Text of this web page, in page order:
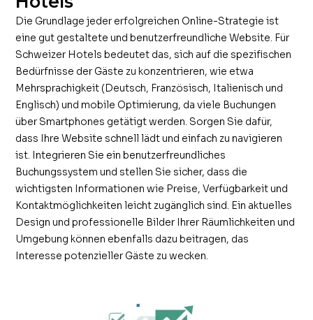
Die Grundlage jeder erfolgreichen Online-Strategie ist
eine gut gestaltete und benutzerfreundliche Website. Für
Schweizer Hotels bedeutet das, sich auf die spezifischen
Bedürfnisse der Gäste zu konzentrieren, wie etwa
Mehrsprachigkeit (Deutsch, Französisch, Italienisch und
Englisch) und mobile Optimierung, da viele Buchungen
über Smartphones getätigt werden. Sorgen Sie dafür,
dass Ihre Website schnell lädt und einfach zu navigieren
ist. Integrieren Sie ein benutzerfreundliches
Buchungssystem und stellen Sie sicher, dass die
wichtigsten Informationen wie Preise, Verfügbarkeit und
Kontaktmöglichkeiten leicht zugänglich sind. Ein aktuelles
Design und professionelle Bilder Ihrer Räumlichkeiten und
Umgebung können ebenfalls dazu beitragen, das
Interesse potenzieller Gäste zu wecken.